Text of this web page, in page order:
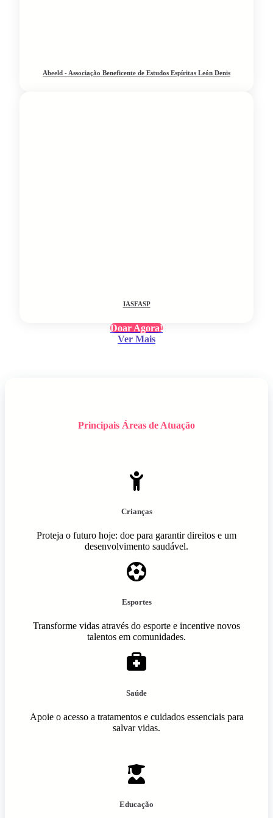
Abeeld - Associação Beneficente de Estudos Espíritas León Denis
IASFASP
Doar Agora!
Ver Mais
Principais Áreas de Atuação
Crianças
Proteja o futuro hoje: doe para garantir direitos e um
desenvolvimento saudável.
Esportes
Transforme vidas através do esporte e incentive novos
talentos em comunidades.
Saúde
Apoie o acesso a tratamentos e cuidados essenciais para
salvar vidas.
Educação